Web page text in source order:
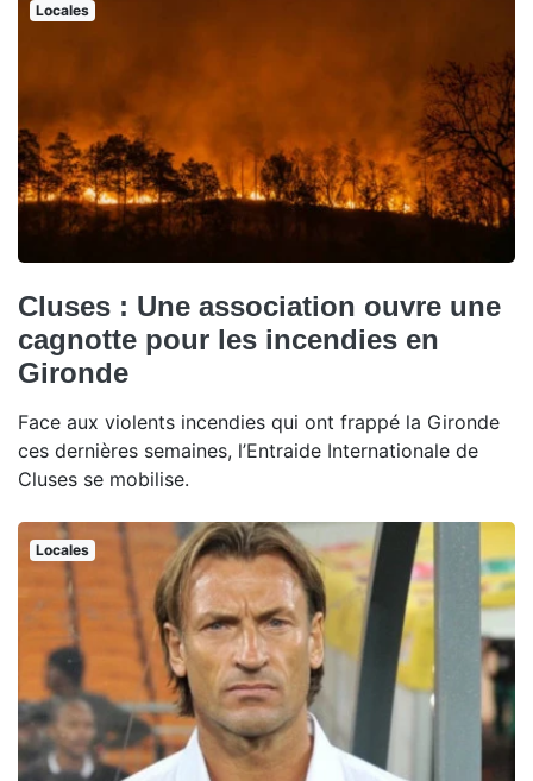
Locales
Cluses : Une association ouvre une
cagnotte pour les incendies en
Gironde
Face aux violents incendies qui ont frappé la Gironde
ces dernières semaines, l’Entraide Internationale de
Cluses se mobilise.
Locales